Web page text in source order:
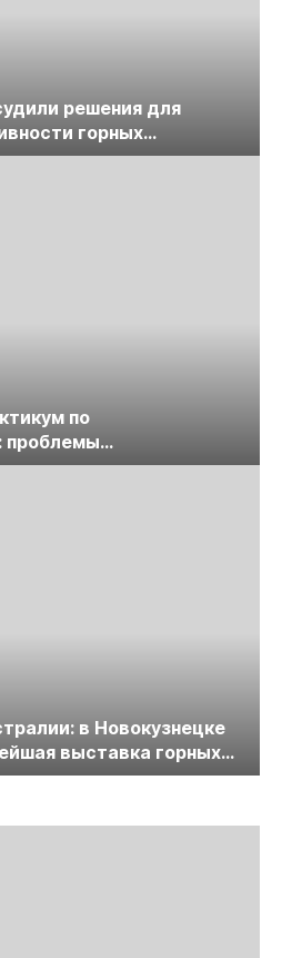
решения для
горных
по
проблемы
экспертизы
в Новокузнецке
выставка горных
Уголь России и